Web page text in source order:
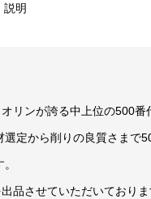
説明
リンが誇る中上位の500番
選定から削りの良質さまで
品させていただいており